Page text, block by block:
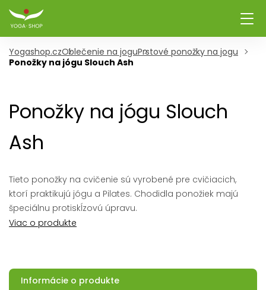
Yogashop.czOblečenie na joguPrstové ponožky na jogu
Ponožky na jógu Slouch Ash
Ponožky na jógu Slouch
Ash
Tieto ponožky na cvičenie sú vyrobené pre cvičiacich,
ktorí praktikujú jógu a Pilates. Chodidla ponožiek majú
špeciálnu protiskĺzovú úpravu.
Viac o produkte
Informácie o produkte